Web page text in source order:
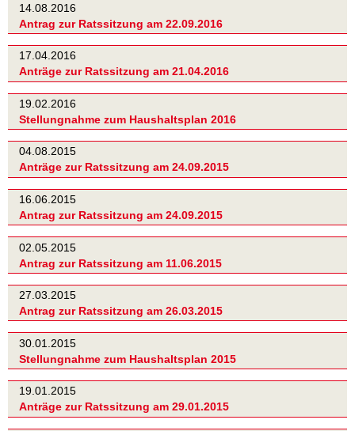
14.08.2016
Antrag zur Ratssitzung am 22.09.2016
17.04.2016
Anträge zur Ratssitzung am 21.04.2016
19.02.2016
Stellungnahme zum Haushaltsplan 2016
04.08.2015
Anträge zur Ratssitzung am 24.09.2015
16.06.2015
Antrag zur Ratssitzung am 24.09.2015
02.05.2015
Antrag zur Ratssitzung am 11.06.2015
27.03.2015
Antrag zur Ratssitzung am 26.03.2015
30.01.2015
Stellungnahme zum Haushaltsplan 2015
19.01.2015
Anträge zur Ratssitzung am 29.01.2015